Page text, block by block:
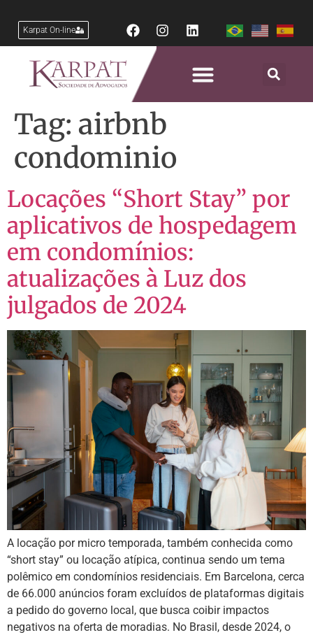
Karpat On-line
Tag: airbnb
condominio
Locações “Short Stay” por
aplicativos de hospedagem
em condomínios:
atualizações à Luz dos
julgados de 2024
A locação por micro temporada, também conhecida como
“short stay” ou locação atípica, continua sendo um tema
polêmico em condomínios residenciais. Em Barcelona, cerca
de 66.000 anúncios foram excluídos de plataformas digitais
a pedido do governo local, que busca coibir impactos
negativos na oferta de moradias. No Brasil, desde 2024, o